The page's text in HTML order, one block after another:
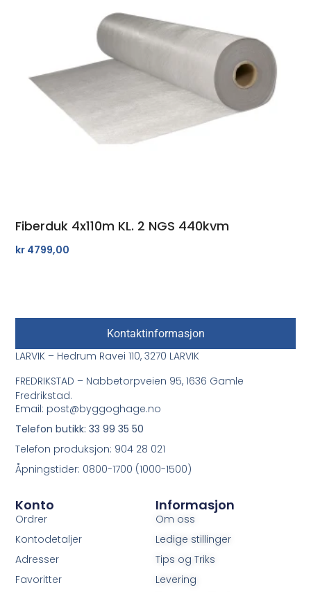
Fiberduk 4x110m KL. 2 NGS 440kvm
kr 4799,00
Informasjon
Om oss
Ledige stillinger
Tips og Triks
Levering
Konto
Ordrer
Kontodetaljer
Adresser
Favoritter
Kontaktinformasjon
LARVIK – Hedrum Ravei 110, 3270 LARVIK
FREDRIKSTAD – Nabbetorpveien 95, 1636 Gamle
Fredrikstad.
Email: post@byggoghage.no
Telefon butikk: 33 99 35 50
Telefon produksjon: 904 28 021
Åpningstider: 0800-1700 (1000-1500)